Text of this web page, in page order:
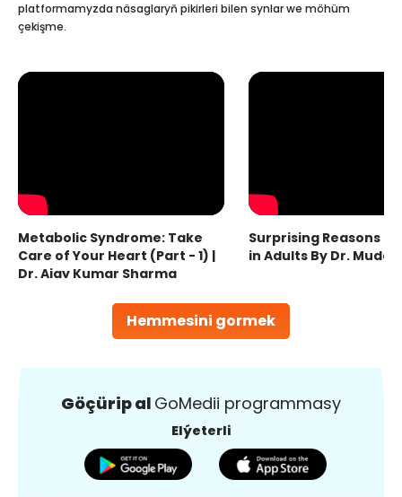
Hemmesini gormek
platformamyzda näsaglaryň pikirleri bilen synlar we möhüm
çekişme.
Metabolic Syndrome: Take
Care of Your Heart (Part - 1) |
Dr. Ajay Kumar Sharma
Surprising Reasons
in Adults By Dr.
Göçürip al GoMedii programmasy
Elýeterli